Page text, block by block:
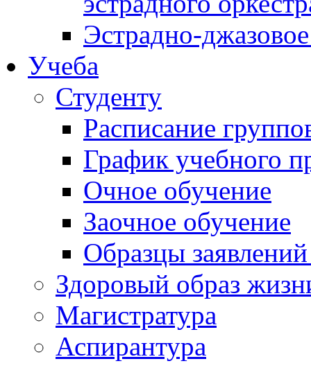
Эстрадно-
Учеба
Студенту
Расписание
График учебного
Очное обучение
Заочное обучение
Образцы заявлений
Здоровый образ
Магистратура
Аспирантура